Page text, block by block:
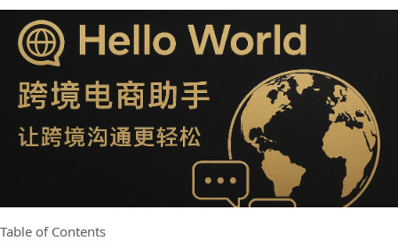
Table of Contents